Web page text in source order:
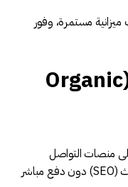
مستمرة، وفور
ثانيًا: الترويج الطبيعي (Organic
منصات التواصل
الاجتماعي أو من خلال تحسين محركات البحث (SEO) دون دفع مباشر